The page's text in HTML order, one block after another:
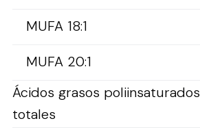
MUFA 18:1
MUFA 20:1
Ácidos grasos poliinsaturados
totales